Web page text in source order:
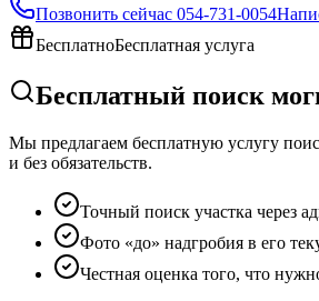
Позвонить сейчас 054-731-0054
БесплатноБесплатная услуга
Бесплатный поиск
Мы предлагаем бесплатную услугу
и без обязательств.
Точный поиск участка через
Фото «до» надгробия в его
Честная оценка того, что